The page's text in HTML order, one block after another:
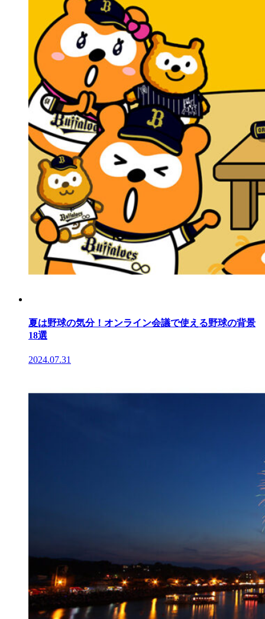
夏は野球の気分！オンライン会議で使える野球の背景
18選
2024.07.31